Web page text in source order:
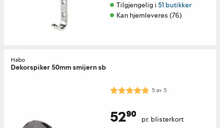
Tilgjengelig i 51 butikker
Kan hjemleveres (76)
Habo
Dekorspiker 50mm smijern sb
Karakter: 5.0 av 5 mulige
5av5
52⁹⁰ pr. blisterkort